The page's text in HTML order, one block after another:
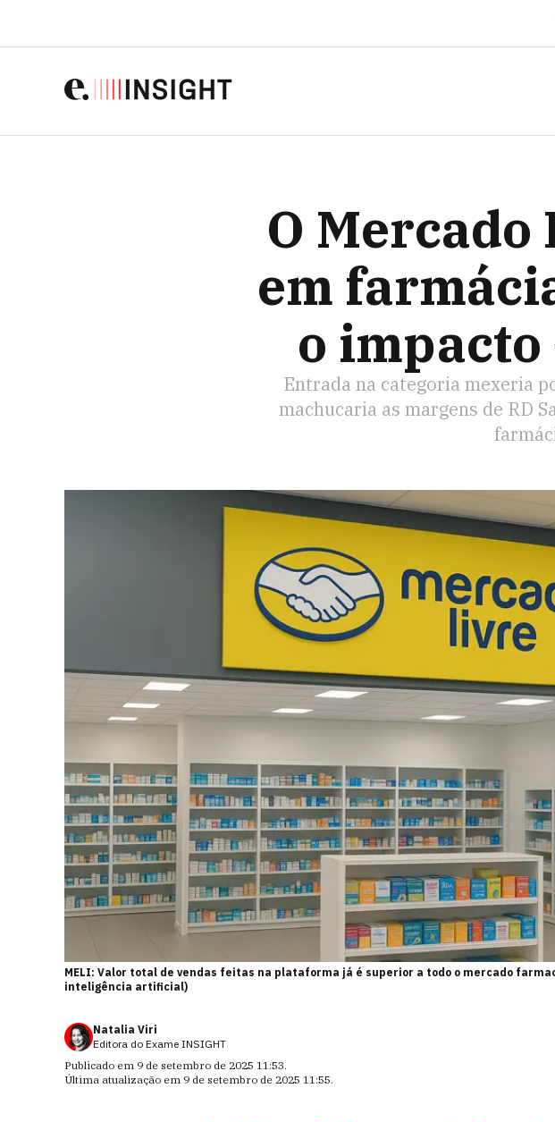
O
em
o
Entrada na categoria mexeria
machucaria as margens de RD
MELI: Valor total de vendas feitas na plataforma já é superior a todo o mercado
inteligência artificial)
Natalia Viri
Editora do Exame INSIGHT
Publicado em 9 de setembro de 2025 11:53.
Última atualização em 9 de setembro de 2025 11:55.